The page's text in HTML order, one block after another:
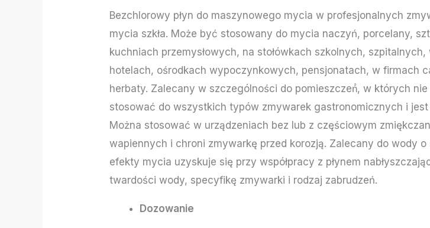
Bezchlorowy płyn do maszynowego mycia w profesjonalnych
mycia szkła. Może być stosowany do mycia naczyń, porcelany,
kuchniach przemysłowych, na stołówkach szkolnych,
hotelach, ośrodkach wypoczynkowych, pensjonatach, w firmach
herbaty. Zalecany w szczególności do pomieszczeń́, w których
stosować do wszystkich typów zmywarek gastronomicznych i
Można stosować w urządzeniach bez lub z częściowym
wapiennych i chroni zmywarkę przed korozją. Zalecany do wody
efekty mycia uzyskuje się przy współpracy z płynem
twardości wody, specyfikę zmywarki i rodzaj zabrudzeń.
Dozowanie